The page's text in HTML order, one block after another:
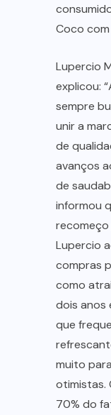
Coco com
Lupercio
explicou:
sempre
unir a
de
avanços
de
informou
Lupercio
compras
como
dois anos
que
muito
otimistas.
70% do